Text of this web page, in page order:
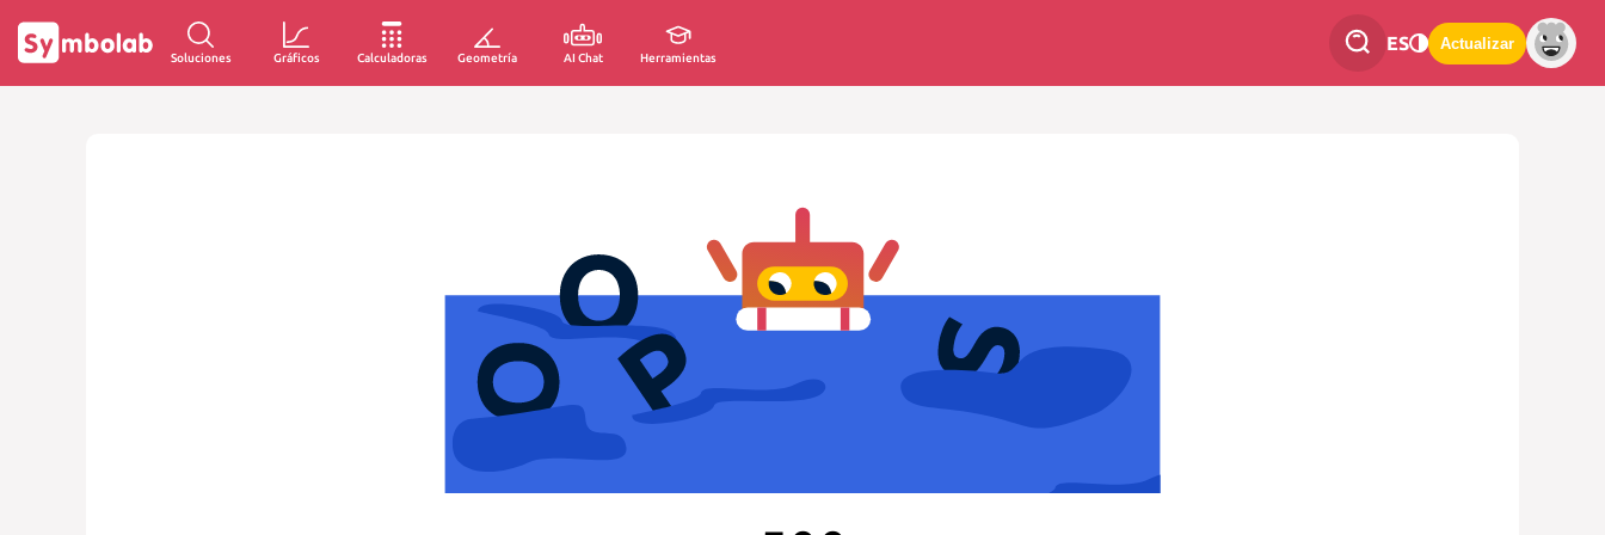
Soluciones Gráficos Calculadoras Geometría AI Chat Herramientas
ES Actualizar